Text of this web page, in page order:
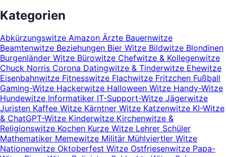
Kategorien
Abkürzungswitze Amazon Ärzte Bauernwitze
Beamtenwitze Beziehungen Bier Witze Bildwitze Blondinen
Burgenländer Witze Bürowitze Chefwitze & Kollegenwitze
Chuck Norris Corona Datingwitze & Tinderwitze Ehewitze
Eisenbahnwitze Fitnesswitze Flachwitze Fritzchen Fußball
Gaming-Witze Hackerwitze Halloween Witze Handy-Witze
Hundewitze Informatiker IT-Support-Witze Jägerwitze
Juristen Kaffee Witze Kärntner Witze Katzenwitze KI-Witze
& ChatGPT-Witze Kinderwitze Kirchenwitze &
Religionswitze Kochen Kurze Witze Lehrer Schüler
Mathematiker Memewitze Militär Mühlviertler Witze
Nationenwitze Oktoberfest Witze Ostfriesenwitze Papa-